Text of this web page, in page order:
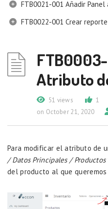
FTB0021-001 Añadir Panel
FTB0022-001 Crear
Atributo
51 views 1
on October 21, 2020
Para modificar el atributo de
/ Datos Principales / Productos
del producto al que